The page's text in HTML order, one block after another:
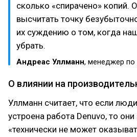
сколько «спирачено» копий.
высчитать точку
их суждению о том, когда
убрать.
Андреас Уллманн, менеджер по
О влиянии на
Уллманн считает, что если
устроена работа Denuvo, то
«технически не может